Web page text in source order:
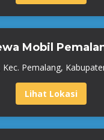
Mobil
Kec. Pemalang,
Lihat Lokasi